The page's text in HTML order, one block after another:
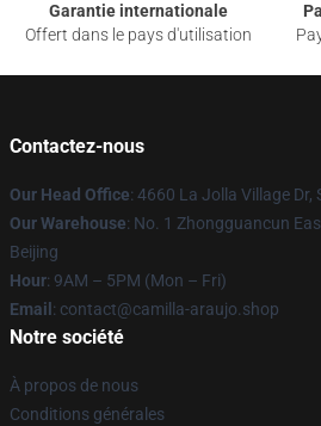
Garantie internationale
Offert dans le pays d'utilisation
Contactez-nous
Our Head Office: 4660 La Jolla Village Dr,
Our Warehouse: No. 1 Zhongguancun
Beijing
Hour: 9AM – 5PM (Mon – Fri)
Email : contact@camilla-araujo.shop
Notre société
À propos de nous
Conditions générales